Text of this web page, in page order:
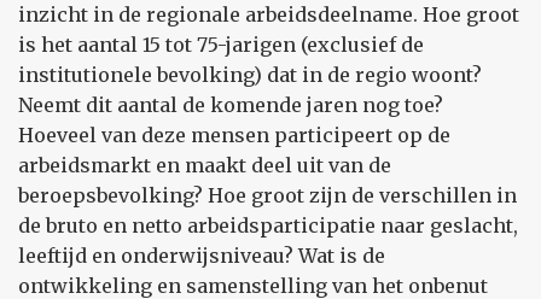
inzicht in de regionale arbeidsdeelname. Hoe groot
is het aantal 15 tot 75-jarigen (exclusief de
institutionele bevolking) dat in de regio woont?
Neemt dit aantal de komende jaren nog toe?
Hoeveel van deze mensen participeert op de
arbeidsmarkt en maakt deel uit van de
beroepsbevolking? Hoe groot zijn de verschillen in
de bruto en netto arbeidsparticipatie naar geslacht,
leeftijd en onderwijsniveau? Wat is de
ontwikkeling en samenstelling van het onbenut